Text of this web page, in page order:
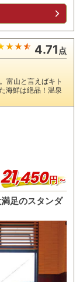
4.71 点
富山と言えばキト
海鮮は絶品！温泉
21,450円～
足のスタンダ